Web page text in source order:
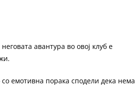
авантура во овој клуб е
емотивна порака сподели дека нема